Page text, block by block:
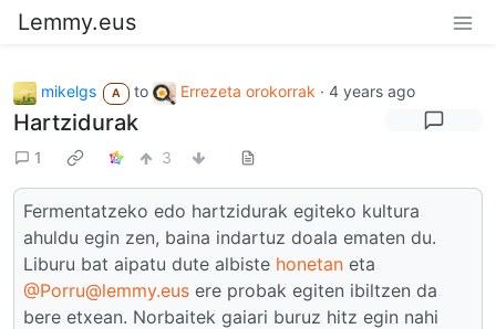
Lemmy.eus
mikelgs A to Errezeta orokorrak · 4 years ago
Hartzidurak
1 3
Fermentatzeko edo hartzidurak egiteko kultura
ahuldu egin zen, baina indartuz doala ematen du.
Liburu bat aipatu dute albiste honetan eta
@Porru@lemmy.eus ere probak egiten ibiltzen da
bere etxean. Norbaitek gaiari buruz hitz egin nahi